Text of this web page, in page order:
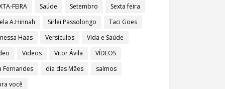
FEIRA
Saúde Setembro
Sexta feira
A.Hinnah
Sirlei Passolongo
Taci Goes
Haas
Versiculos
Vida e Saúde
Videos Vitor Ávila
VÍDEOS
Fernandes
dia das Mães
salmos
você